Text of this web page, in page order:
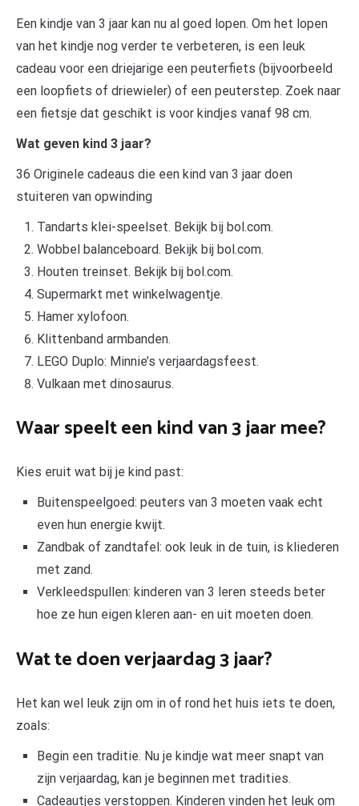
Een kindje van 3 jaar kan nu al goed lopen. Om het lopen
van het kindje nog verder te verbeteren, is een leuk
cadeau voor een driejarige een peuterfiets (bijvoorbeeld
een loopfiets of driewieler) of een peuterstep. Zoek naar
een fietsje dat geschikt is voor kindjes vanaf 98 cm.
Wat geven kind 3 jaar?
36 Originele cadeaus die een kind van 3 jaar doen
stuiteren van opwinding
Tandarts klei-speelset. Bekijk bij bol.com.
Wobbel balanceboard. Bekijk bij bol.com.
Houten treinset. Bekijk bij bol.com.
Supermarkt met winkelwagentje.
Hamer xylofoon.
Klittenband armbanden.
LEGO Duplo: Minnie’s verjaardagsfeest.
Vulkaan met dinosaurus.
Waar speelt een kind van 3 jaar mee?
Kies eruit wat bij je kind past:
Buitenspeelgoed: peuters van 3 moeten vaak echt
even hun energie kwijt.
Zandbak of zandtafel: ook leuk in de tuin, is kliederen
met zand.
Verkleedspullen: kinderen van 3 leren steeds beter
hoe ze hun eigen kleren aan- en uit moeten doen.
Wat te doen verjaardag 3 jaar?
Het kan wel leuk zijn om in of rond het huis iets te doen,
zoals:
Begin een traditie. Nu je kindje wat meer snapt van
zijn verjaardag, kan je beginnen met tradities.
Cadeautjes verstoppen. Kinderen vinden het leuk om